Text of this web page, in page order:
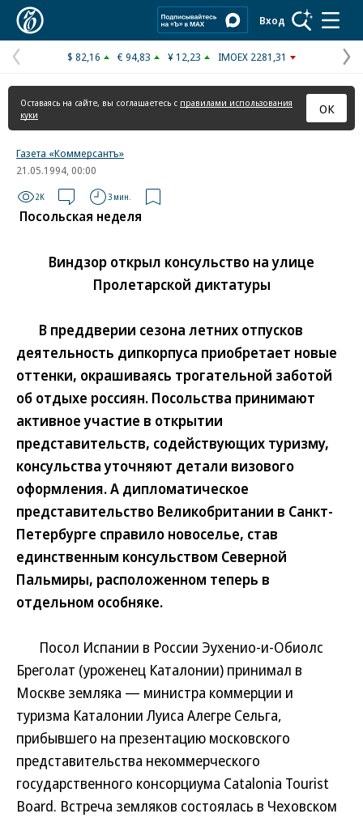
Вход
Предыдущая
страница
$ 82,16 € 94,83 ¥ 12,23 IMOEX 2281,31
Оставаясь на сайте, вы соглашаетесь с правилами использования
куки
ОК
Газета «Коммерсантъ»
21.05.1994, 00:00
2K 3 мин.
Посольская неделя
Виндзор открыл консульство на улице
Пролетарской диктатуры
В преддверии сезона летних отпусков
деятельность дипкорпуса приобретает новые
оттенки, окрашиваясь трогательной заботой
об отдыхе россиян. Посольства принимают
активное участие в открытии
представительств, содействующих туризму,
консульства уточняют детали визового
оформления. А дипломатическое
представительство Великобритании в Санкт-
Петербурге справило новоселье, став
единственным консульством Северной
Пальмиры, расположенном теперь в
отдельном особняке.
Посол Испании в России Эухенио-и-Обиолс
Бреголат (уроженец Каталонии) принимал в
Москве земляка — министра коммерции и
туризма Каталонии Луиса Алегре Сельга,
прибывшего на презентацию московского
представительства некоммерческого
государственного консорциума Catalonia Tourist
Board. Встреча земляков состоялась в Чеховском